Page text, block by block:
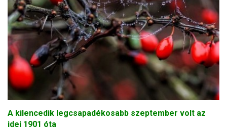
A kilencedik legcsapadékosabb szeptember volt az
idei 1901 óta